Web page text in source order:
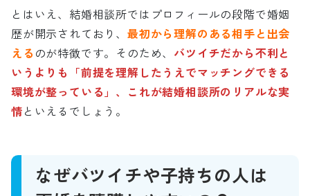
とはいえ、結婚相談所ではプロフィールの段階で婚姻
歴が開示されており、 最初から理解のある相手と出会
える のが特徴です。そのため、 バツイチだから不利と
いうよりも「前提を理解したうえでマッチングできる
環境が整っている」、これが結婚相談所のリアルな実
情といえるでしょう。
なぜバツイチや子持ちの人は